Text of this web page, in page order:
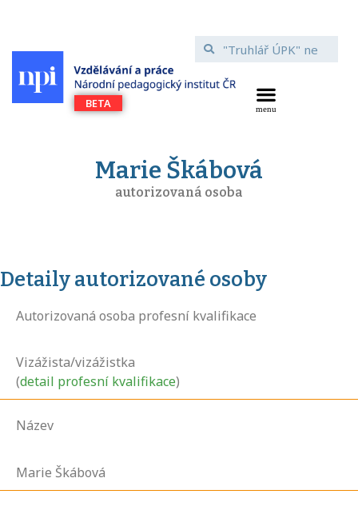
Marie Škábová
autorizovaná osoba
Detaily autorizované osoby
Autorizovaná osoba profesní kvalifikace
Vizážista/vizážistka
(detail profesní kvalifikace)
Název
Marie Škábová